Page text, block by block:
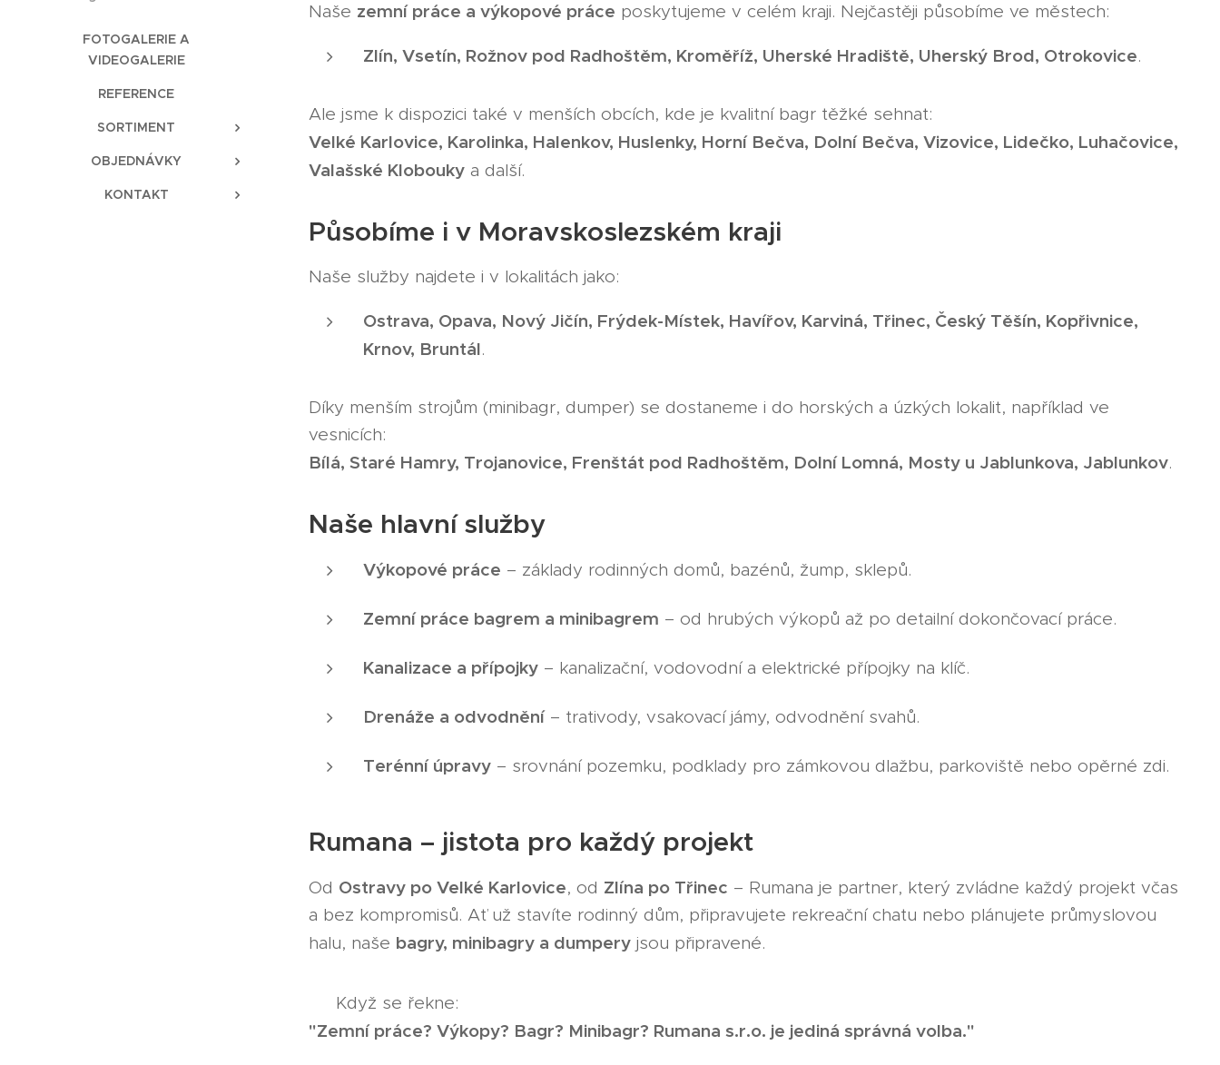
FOTOGALERIE A
VIDEOGALERIE
REFERENCE
SORTIMENT
OBJEDNÁVKY
KONTAKT
Naše zemní práce a výkopové práce poskytujeme v celém kraji. Nejčastěji působíme ve městech:
Zlín, Vsetín, Rožnov pod Radhoštěm, Kroměříž, Uherské Hradiště, Uherský Brod, Otrokovice.
Ale jsme k dispozici také v menších obcích, kde je kvalitní bagr těžké sehnat:
Velké Karlovice, Karolinka, Halenkov, Huslenky, Horní Bečva, Dolní Bečva, Vizovice, Lidečko, Luhačovice,
Valašské Klobouky a další.
Působíme i v Moravskoslezském kraji
Naše služby najdete i v lokalitách jako:
Ostrava, Opava, Nový Jičín, Frýdek-Místek, Havířov, Karviná, Třinec, Český Těšín, Kopřivnice,
Krnov, Bruntál.
Díky menším strojům (minibagr, dumper) se dostaneme i do horských a úzkých lokalit, například ve
vesnicích:
Bílá, Staré Hamry, Trojanovice, Frenštát pod Radhoštěm, Dolní Lomná, Mosty u Jablunkova, Jablunkov.
Naše hlavní služby
Výkopové práce – základy rodinných domů, bazénů, žump, sklepů.
Zemní práce bagrem a minibagrem – od hrubých výkopů až po detailní dokončovací práce.
Kanalizace a přípojky – kanalizační, vodovodní a elektrické přípojky na klíč.
Drenáže a odvodnění– trativody, vsakovací jámy, odvodnění svahů.
Terénní úpravy – srovnání pozemku, podklady pro zámkovou dlažbu, parkoviště nebo opěrné zdi.
Rumana – jistota pro každý projekt
Od Ostravy po Velké Karlovice, od Zlína po Třinec – Rumana je partner, který zvládne každý projekt včas
a bez kompromisů. Ať už stavíte rodinný dům, připravujete rekreační chatu nebo plánujete průmyslovou
halu, naše bagry, minibagry a dumpery jsou připravené.
👉 Když se řekne:
"Zemní práce? Výkopy? Bagr? Minibagr? Rumana s.r.o. je jediná správná volba."